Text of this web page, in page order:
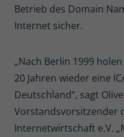
Betrieb des Domain
Internet sicher.
„Nach Berlin 1999
20 Jahren wieder eine
Deutschland“, sagt
Vorstandsvorsitzender
Internetwirtschaft e.V.
werden.